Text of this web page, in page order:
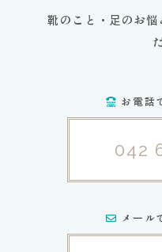
靴のこと・足のお悩
お電話
042
メール